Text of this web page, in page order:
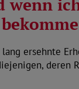
wenn
ersehnte
deren